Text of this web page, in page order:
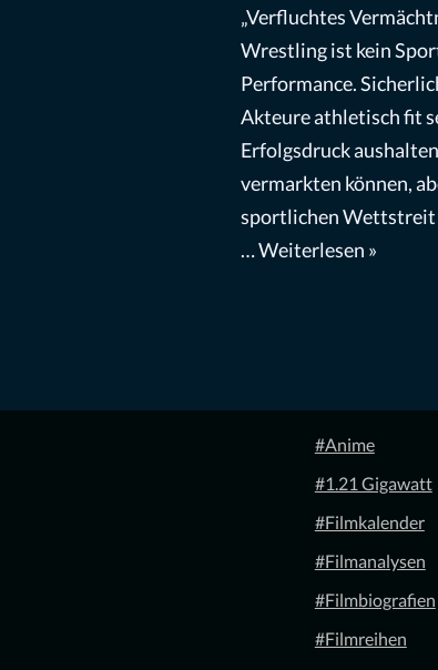
„Verfluchtes
Wrestling ist kein
Performance.
Akteure athletisch fit
Erfolgsdruck aushalten
vermarkten können,
sportlichen Wettstreit
…Weiterlesen »
#Anime
#1.21 Gigawatt
#Filmkalender
#Filmanalysen
#Filmbiografien
#Filmreihen